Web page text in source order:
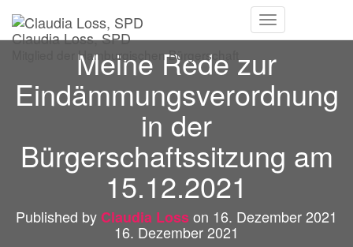
Claudia Loss, SPD
Mitglied der Hamburgischen Bürgerschaft
Navigation
Meine Rede zur
Eindämmungsverordnung
in der
Bürgerschaftssitzung am
15.12.2021
Published byClaudia Losson 16. Dezember 2021
16. Dezember 2021